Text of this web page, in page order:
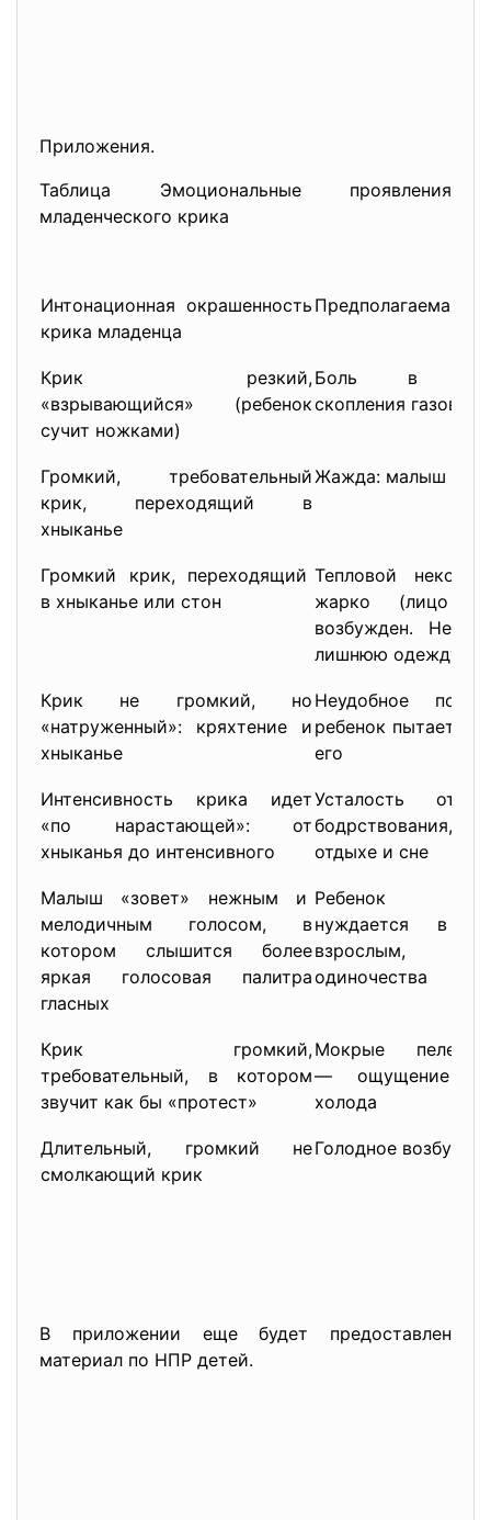
Приложения.
Таблица Эмоциональные проявления
младенческого крика
Интонационная окрашенность
крика младенца
Предполагаемая
Крик резкий,
«взрывающийся» (ребенок
сучит ножками)
Боль в
скопления газов в
Громкий, требовательный
крик, переходящий в
хныканье
Жажда: малыш
Громкий крик, переходящий
в хныканье или стон
Тепловой
жарко (лицо
возбужден.
лишнюю одежду,
Крик не громкий, но
«натруженный»: кряхтение и
хныканье
Неудобное
ребенок пытается
его
Интенсивность крика идет
«по нарастающей»: от
хныканья до интенсивного
Усталость от
бодрствования,
отдыхе и сне
Малыш «зовет» нежным и
мелодичным голосом, в
котором слышится более
яркая голосовая палитра
гласных
Ребенок
нуждается в
взрослым,
одиночества
Крик громкий,
требовательный, в котором
звучит как бы «протест»
Мокрые
— ощущение
холода
Длительный, громкий не
смолкающий крик
Голодное
В приложении еще будет предоставлен
материал по НПР детей.